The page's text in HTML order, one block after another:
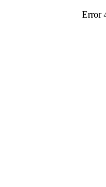
Error